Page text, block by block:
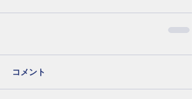
コメント